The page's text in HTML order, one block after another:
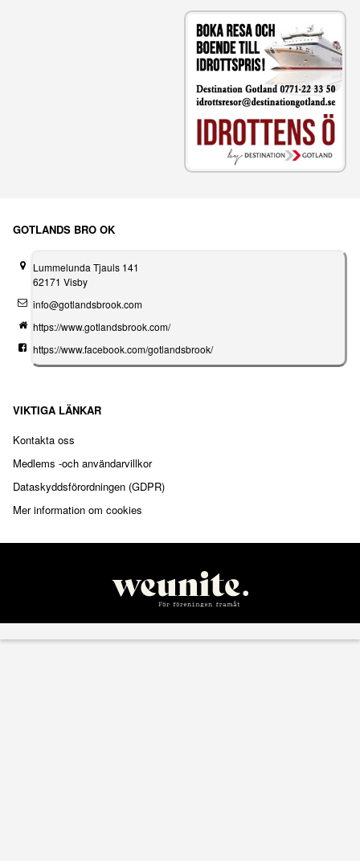
GOTLANDS BRO OK
Lummelunda Tjauls 141
62171 Visby
info@gotlandsbrook.com
https://www.gotlandsbrook.com/
https://www.facebook.com/gotlandsbrook/
VIKTIGA LÄNKAR
Kontakta oss
Medlems -och användarvillkor
Dataskyddsförordningen (GDPR)
Mer information om cookies